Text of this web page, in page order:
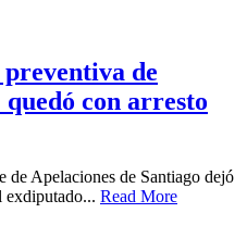
de
con arresto
Apelaciones de Santiago dejó
exdiputado... Read More